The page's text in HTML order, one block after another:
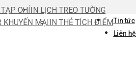
CHÍIN LỊCH TREO TƯỜNG
KHUYẾN MẠIIN THẺ TÍCH ĐIỂMTin tức
Liên hệ